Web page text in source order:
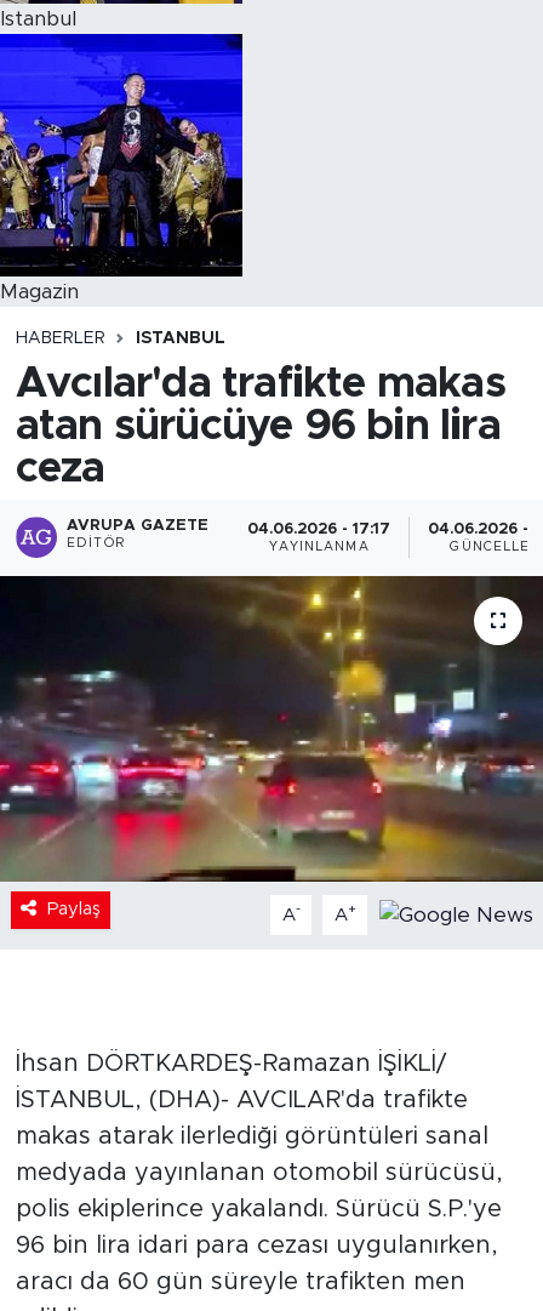
Istanbul
Magazin
HABERLER ISTANBUL
Avcılar'da trafikte makas
atan sürücüye 96 bin lira
ceza
AVRUPA GAZETE
EDITÖR
04.06.2026 - 17:17
YAYINLANMA
04.06.2026 -
Paylaş A- A+
İhsan DÖRTKARDEŞ-Ramazan İŞİKLİ/
İSTANBUL, (DHA)- AVCILAR'da trafikte
makas atarak ilerlediği görüntüleri sanal
medyada yayınlanan otomobil sürücüsü,
polis ekiplerince yakalandı. Sürücü S.P.'ye
96 bin lira idari para cezası uygulanırken,
aracı da 60 gün süreyle trafikten men